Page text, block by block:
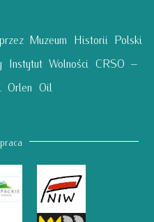
Muzeum Historii Polski
Instytut Wolności CRSO –
Orlen Oil